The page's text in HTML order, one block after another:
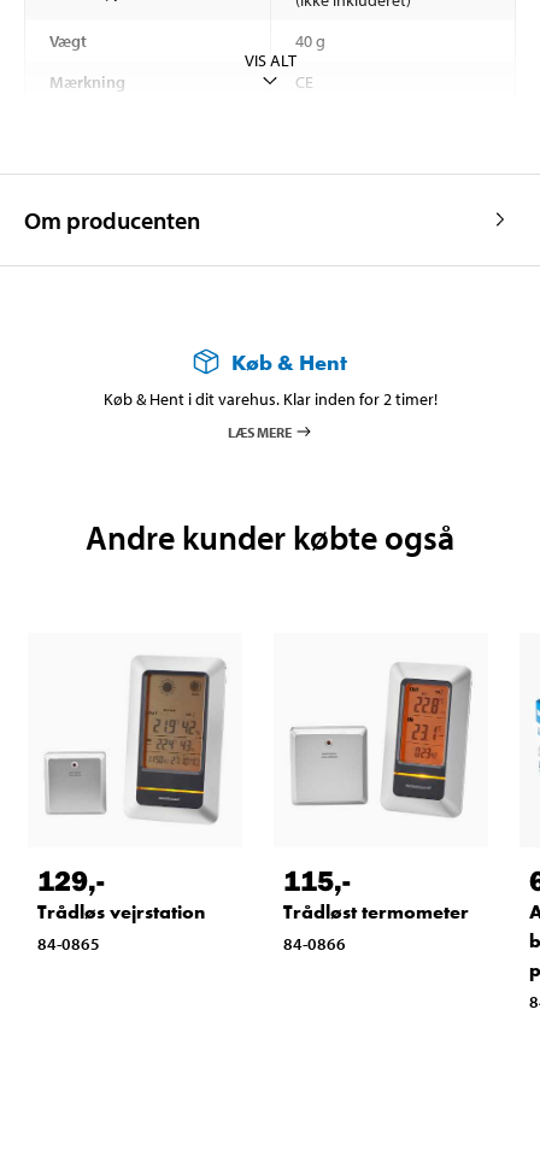
Vægt
40 g
Mærkning
CE
VIS ALT
Om producenten
Køb & Hent
Køb & Hent i dit varehus. Klar inden for 2 timer!
LÆS MERE
Andre kunder købte også
129,-
Trådløs vejrstation
84-0865
115,-
Trådløst termometer
84-0866